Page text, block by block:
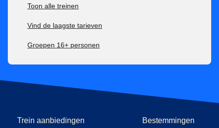
Toon alle treinen
Vind de laagste tarieven
Groepen 16+ personen
Trein aanbiedingen Bestemmingen